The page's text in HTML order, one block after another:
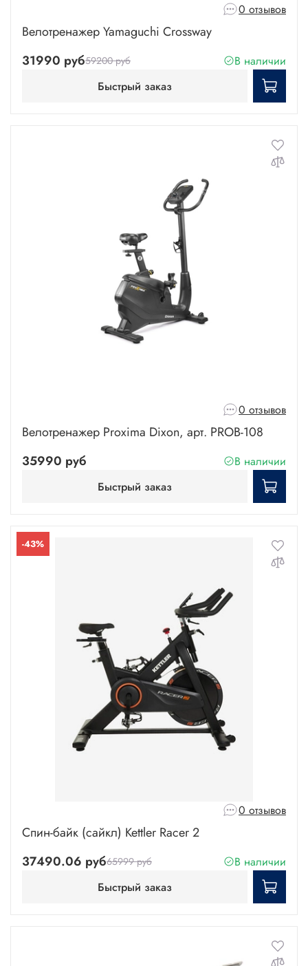
0 отзывов
Велотренажер Yamaguchi Crossway
31990 руб59200 руб
В наличии
Быстрый заказ
0 отзывов
Велотренажер Proxima Dixon, арт. PROB-108
35990 руб
В наличии
Быстрый заказ
-43%
0 отзывов
Спин-байк (сайкл) Kettler Racer 2
37490.06 руб65999 руб
В наличии
Быстрый заказ